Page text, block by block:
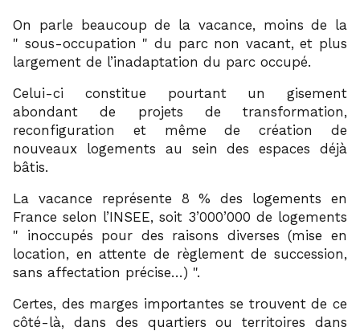
On parle beaucoup de la vacance, moins de la
sous-occupation
du parc non vacant, et plus
largement de l’inadaptation du parc occupé.
Celui-ci constitue pourtant un gisement
abondant de projets de transformation,
reconfiguration et même de création de
nouveaux logements au sein des espaces déjà
bâtis.
La vacance représente 8 % des logements en
France selon l’INSEE, soit 3’000’000 de logements
inoccupés pour des raisons diverses (mise en
location, en attente de règlement de succession,
sans affectation précise…) .
Certes, des marges importantes se trouvent de ce
côté-là, dans des quartiers ou territoires dans